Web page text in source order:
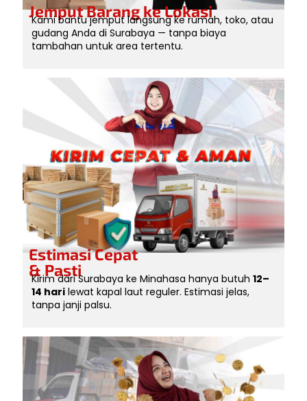
Jemput Barang ke Lokasi
Kami bantu jemput langsung ke rumah, toko, atau
gudang Anda di Surabaya — tanpa biaya
tambahan untuk area tertentu.
Estimasi Cepat
& Pasti
Kirim dari Surabaya ke Minahasa hanya butuh 12–
14 hari lewat kapal laut reguler. Estimasi jelas,
tanpa janji palsu.